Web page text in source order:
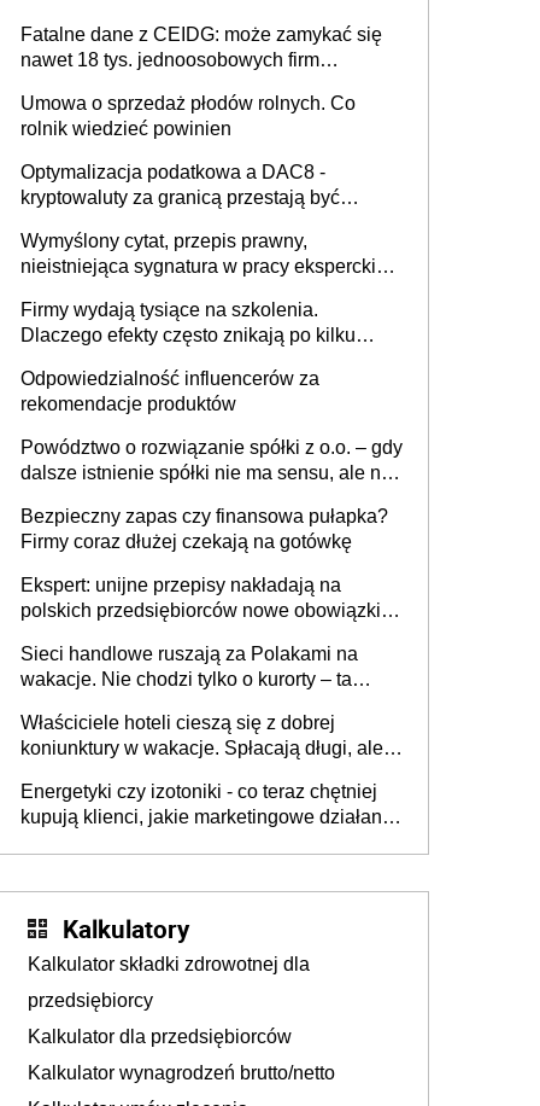
Fatalne dane z CEIDG: może zamykać się
nawet 18 tys. jednoosobowych firm
Umowa o sprzedaż płodów rolnych. Co
rolnik wiedzieć powinien
Optymalizacja podatkowa a DAC8 -
kryptowaluty za granicą przestają być
Wymyślony cytat, przepis prawny,
nieistniejąca sygnatura w pracy eksperckiej -
firmie
Firmy wydają tysiące na szkolenia.
Dlaczego efekty często znikają po kilku
Odpowiedzialność influencerów za
rekomendacje produktów
Powództwo o rozwiązanie spółki z o.o. – gdy
dalsze istnienie spółki nie ma sensu, ale nie
Bezpieczny zapas czy finansowa pułapka?
Firmy coraz dłużej czekają na gotówkę
Ekspert: unijne przepisy nakładają na
polskich przedsiębiorców nowe obowiązki w
Sieci handlowe ruszają za Polakami na
wakacje. Nie chodzi tylko o kurorty – ta
tam, gdzie wielu spędzi urlop po cichu
Właściciele hoteli cieszą się z dobrej
koniunktury w wakacje. Spłacają długi, ale
Energetyki czy izotoniki - co teraz chętniej
kupują klienci, jakie marketingowe działania
Kalkulatory
Kalkulator składki zdrowotnej dla
przedsiębiorcy
Kalkulator dla przedsiębiorców
Kalkulator wynagrodzeń brutto/netto